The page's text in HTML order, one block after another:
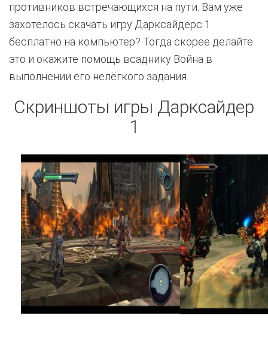
противников встречающихся на пути. Вам уже
захотелось скачать игру Дарксайдерс 1
бесплатно на компьютер? Тогда скорее делайте
это и окажите помощь всаднику Война в
выполнении его нелёгкого задания.
Скриншоты игры Дарксайдер
1